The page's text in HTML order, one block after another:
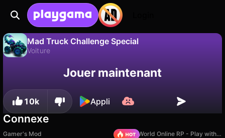
Mad Truck Challenge Special
Voiture
progression !
Non Enregistrer
Jouer maintenant
10k Appli
Connexe
Gamer's Mod
Sprunki World Online RP - Play with Friends!